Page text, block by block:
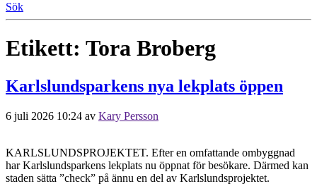
Sök
Etikett: Tora Broberg
Karlslundsparkens nya lekplats öppen
6 juli 2026 10:24 av Kary Persson
KARLSLUNDSPROJEKTET. Efter en omfattande ombyggnad
har Karlslundsparkens lekplats nu öppnat för besökare. Därmed kan
staden sätta ”check” på ännu en del av Karlslundsprojektet.